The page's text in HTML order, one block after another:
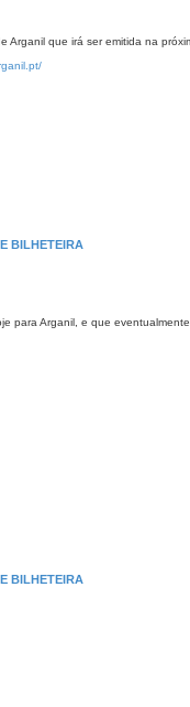
Arganil que irá ser emitida na
BILHETEIRA
para Arganil, e que
BILHETEIRA